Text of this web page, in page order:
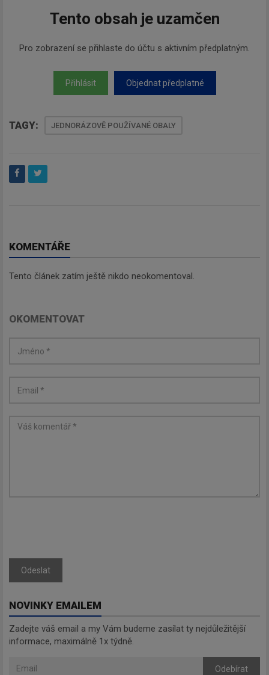
Tento obsah je uzamčen
Pro zobrazení se přihlaste do účtu s aktivním předplatným.
Přihlásit Objednat předplatné
TAGY: JEDNORÁZOVĚ POUŽÍVANÉ OBALY
KOMENTÁŘE
Tento článek zatím ještě nikdo neokomentoval.
OKOMENTOVAT
Odeslat
NOVINKY EMAILEM
Zadejte váš email a my Vám budeme zasílat ty nejdůležitější
informace, maximálně 1x týdně.
Odebírat